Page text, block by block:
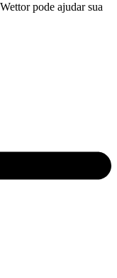
pode ajudar sua